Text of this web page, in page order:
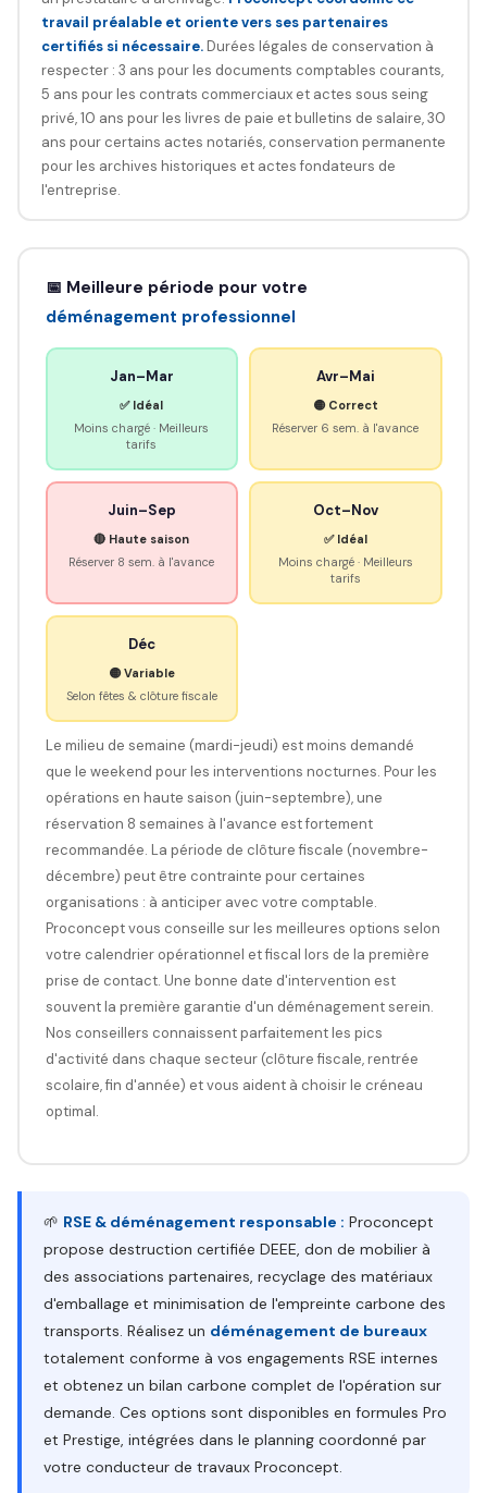
travail préalable et oriente vers ses partenaires
certifiés si nécessaire.Durées légales de conservation à
respecter : 3 ans pour les documents comptables courants,
5 ans pour les contrats commerciaux et actes sous seing
privé, 10 ans pour les livres de paie et bulletins de salaire, 30
ans pour certains actes notariés, conservation permanente
pour les archives historiques et actes fondateurs de
l'entreprise.
📅 Meilleure période pour votre
déménagement professionnel
Jan–Mar
✅ Idéal
Moins chargé · Meilleurs
tarifs
Avr–Mai
🟡 Correct
Réserver 6 sem. à l'avance
Juin–Sep
🔴 Haute saison
Réserver 8 sem. à l'avance
Oct–Nov
✅ Idéal
Moins chargé · Meilleurs
tarifs
Déc
🟡 Variable
Selon fêtes & clôture fiscale
Le milieu de semaine (mardi-jeudi) est moins demandé
que le weekend pour les interventions nocturnes. Pour les
opérations en haute saison (juin-septembre), une
réservation 8 semaines à l'avance est fortement
recommandée. La période de clôture fiscale (novembre-
décembre) peut être contrainte pour certaines
organisations : à anticiper avec votre comptable.
Proconcept vous conseille sur les meilleures options selon
votre calendrier opérationnel et fiscal lors de la première
prise de contact. Une bonne date d'intervention est
souvent la première garantie d'un déménagement serein.
Nos conseillers connaissent parfaitement les pics
d'activité dans chaque secteur (clôture fiscale, rentrée
scolaire, fin d'année) et vous aident à choisir le créneau
optimal.
🌱 RSE & déménagement responsable : Proconcept
propose destruction certifiée DEEE, don de mobilier à
des associations partenaires, recyclage des matériaux
d'emballage et minimisation de l'empreinte carbone des
transports. Réalisez un déménagement de bureaux
totalement conforme à vos engagements RSE internes
et obtenez un bilan carbone complet de l'opération sur
demande. Ces options sont disponibles en formules Pro
et Prestige, intégrées dans le planning coordonné par
votre conducteur de travaux Proconcept.